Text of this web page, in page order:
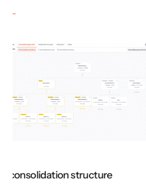
Determining Double Materiality